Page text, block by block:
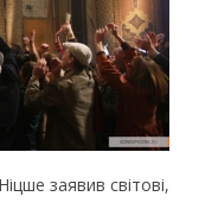
заявив світові,